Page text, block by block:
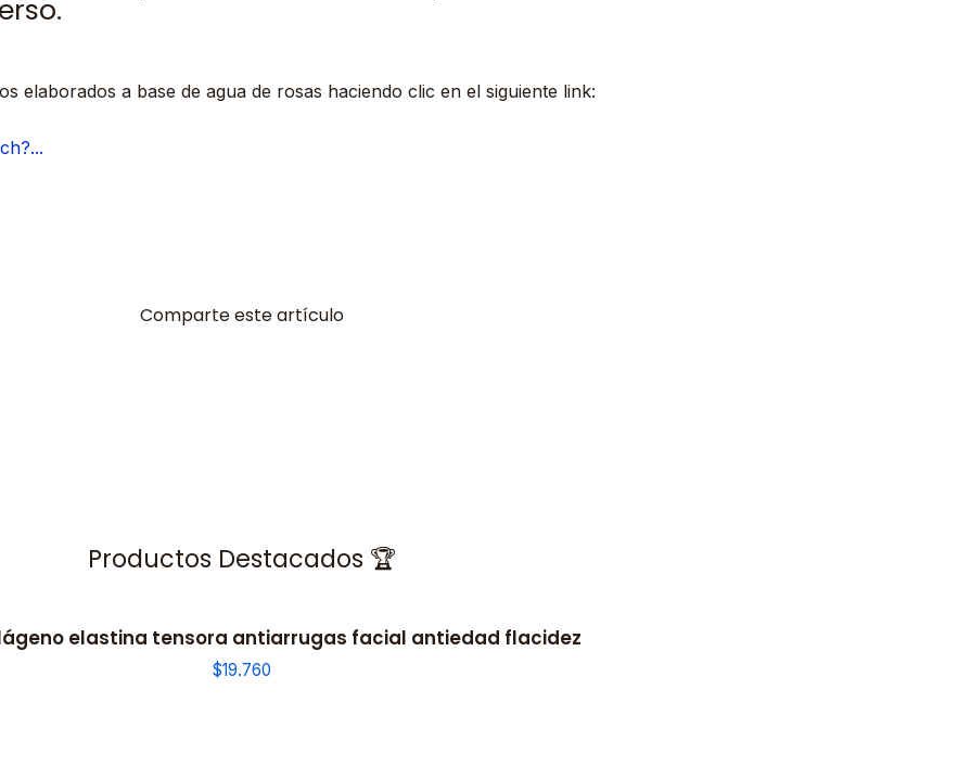
elaborados a base de agua de rosas haciendo clic en el siguiente link:
Comparte este artículo
Productos Destacados 🏆
elastina tensora antiarrugas facial antiedad flacidez
$19.760